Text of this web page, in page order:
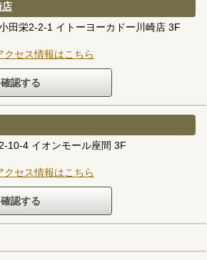
店
田栄2-2-1 イトーヨーカドー川崎店 3F
セス情報はこちら
10-4 イオンモール座間 3F
セス情報はこちら